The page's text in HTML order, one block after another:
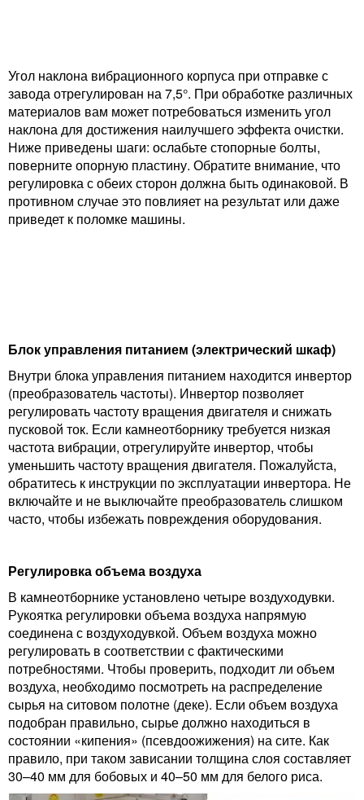
Угол наклона вибрационного корпуса при отправке с
завода отрегулирован на 7,5°. При обработке различных
материалов вам может потребоваться изменить угол
наклона для достижения наилучшего эффекта очистки.
Ниже приведены шаги: ослабьте стопорные болты,
поверните опорную пластину. Обратите внимание, что
регулировка с обеих сторон должна быть одинаковой. В
противном случае это повлияет на результат или даже
приведет к поломке машины.
Блок управления питанием (электрический шкаф)
Внутри блока управления питанием находится инвертор
(преобразователь частоты). Инвертор позволяет
регулировать частоту вращения двигателя и снижать
пусковой ток. Если камнеотборнику требуется низкая
частота вибрации, отрегулируйте инвертор, чтобы
уменьшить частоту вращения двигателя. Пожалуйста,
обратитесь к инструкции по эксплуатации инвертора. Не
включайте и не выключайте преобразователь слишком
часто, чтобы избежать повреждения оборудования.
Регулировка объема воздуха
В камнеотборнике установлено четыре воздуходувки.
Рукоятка регулировки объема воздуха напрямую
соединена с воздуходувкой. Объем воздуха можно
регулировать в соответствии с фактическими
потребностями. Чтобы проверить, подходит ли объем
воздуха, необходимо посмотреть на распределение
сырья на ситовом полотне (деке). Если объем воздуха
подобран правильно, сырье должно находиться в
состоянии «кипения» (псевдоожижения) на сите. Как
правило, при таком зависании толщина слоя составляет
30–40 мм для бобовых и 40–50 мм для белого риса.